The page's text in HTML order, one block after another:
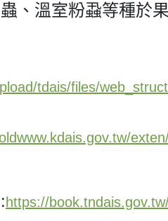
、溫室粉蝨等種於
tdais/files/
https://